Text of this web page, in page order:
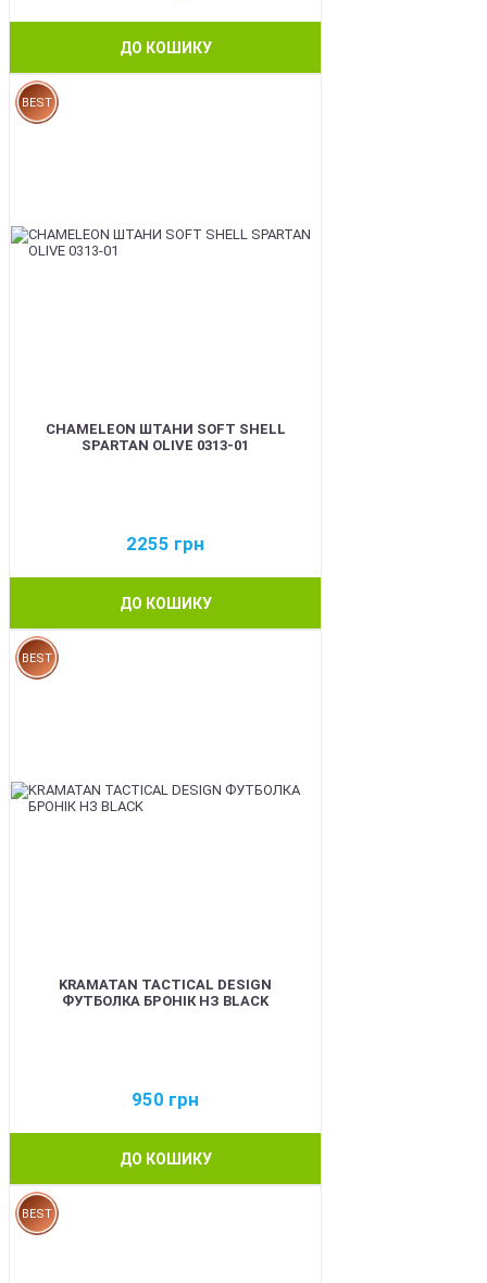
ДО КОШИКУ
BEST
CHAMELEON ШТАНИ SOFT SHELL
SPARTAN OLIVE 0313-01
2255 грн
ДО КОШИКУ
BEST
KRAMATAN TACTICAL DESIGN
ФУТБОЛКА БРОНІК НЗ BLACK
950 грн
ДО КОШИКУ
BEST